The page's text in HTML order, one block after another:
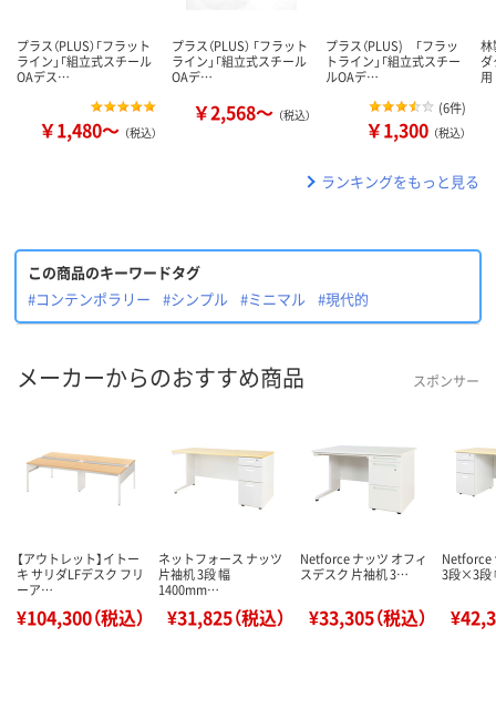
プラス（PLUS）「フラット
ライン」「組立式スチール
OAデス…
￥1,480～ （税込）
プラス（PLUS） 「フラット
ライン」「組立式スチール
OAデ…
￥2,568～ （税込）
プラス（PLUS) 「フラッ
トライン」「組立式スチー
ルOAデ…
(6件)
￥1,300 （税込）
林
ダ
用
ランキングをもっと見る
この商品のキーワードタグ
#コンテンポラリー
#シンプル #ミニマル #現代的
メーカーからのおすすめ商品 スポンサー
【アウトレット】イトー
キ サリダLFデスク フリ
ーア…
¥104,300（税込）
ネットフォース ナッツ
片袖机 3段 幅
1400mm…
¥31,825（税込）
Netforce ナッツ オフィ
スデスク 片袖机 3…
¥33,305（税込）
Netforce
3段×3段